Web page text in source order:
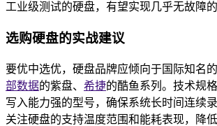
工业级测试的硬盘，有望实现几乎无故障的
选购硬盘的实战建议
要优中选优，硬盘品牌应倾向于国际知名
部数据的紫盘、 希捷的酷鱼系列。技术规
写入能力强的型号，确保系统长时间连续
关注硬盘的支持温度范围和能耗表现，降